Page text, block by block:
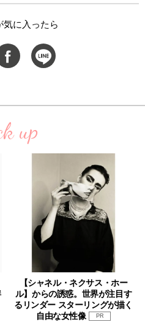
気に入ったら
up
【シャネル・ネクサス・ホー
ル】からの誘惑。世界が注目す
るリンダー スターリングが描く
自由な女性像
PR